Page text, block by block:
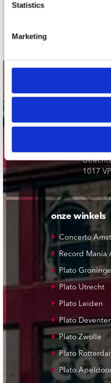
Statistics
Marketing
1017
onze winkels
Concerto
Record Mania
Plato
Plato Utrecht
Plato Leiden
Plato Deventer
Plato Zwolle
Plato
Plato